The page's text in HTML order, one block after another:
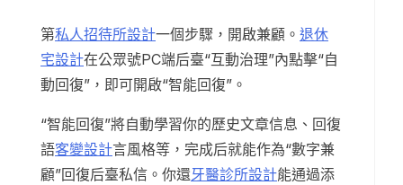
第私人招待所設計一個步驟，開啟兼顧。 退休
宅設計在公眾號PC端后臺“互動治理”內點擊“自
動回復”，即可開啟“智能回復”。
“智能回復”將自動學習你的歷史文章信息、回復
語客變設計言風格等，完成后就能作為“數字兼
顧”回復后臺私信。你還牙醫診所設計能通過添